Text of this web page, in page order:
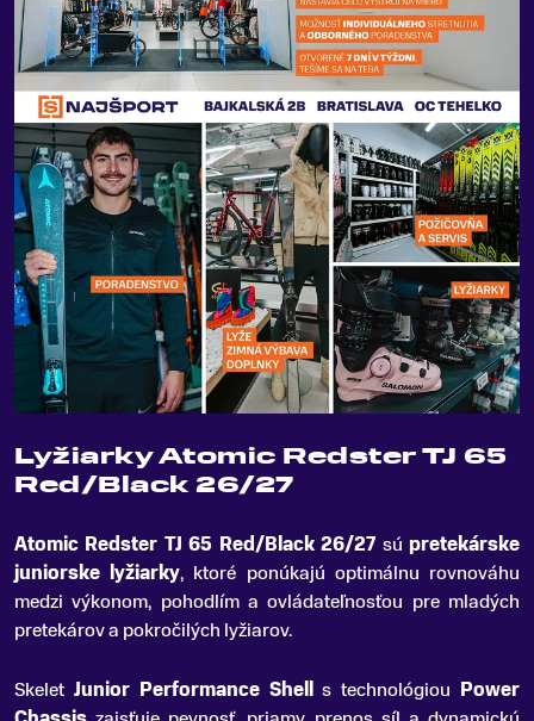
Lyžiarky Atomic Redster TJ 65
Red/Black 26/27
Atomic Redster TJ 65 Red/Black 26/27 sú pretekárske
juniorske lyžiarky, ktoré ponúkajú optimálnu rovnováhu
medzi výkonom, pohodlím a ovládateľnosťou pre mladých
pretekárov a pokročilých lyžiarov.
Skelet Junior Performance Shells technológiou Power